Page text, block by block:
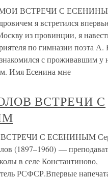
ВСТРЕЧИ С
я встретился
из провинции, я
по гимназии поэта А.
с проживавшим у
Имя Есенина мне
ВСТРЕЧИ С
С ЕСЕНИНЫМ
(1897–1960) —
в селе Константиново,
РСФСР.Впервые